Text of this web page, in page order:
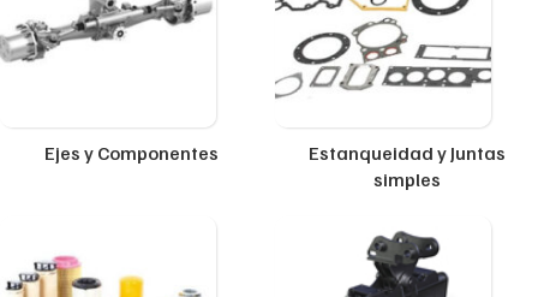
Ejes y Componentes
Estanqueidad y Juntas
simples